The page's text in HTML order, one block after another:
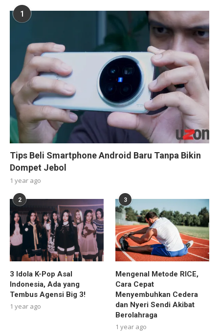
1
Tips Beli Smartphone Android Baru Tanpa Bikin
Dompet Jebol
1 year ago
2
3 Idola K-Pop Asal
Indonesia, Ada yang
Tembus Agensi Big 3!
1 year ago
3
Mengenal Metode RICE,
Cara Cepat
Menyembuhkan Cedera
dan Nyeri Sendi Akibat
Berolahraga
1 year ago